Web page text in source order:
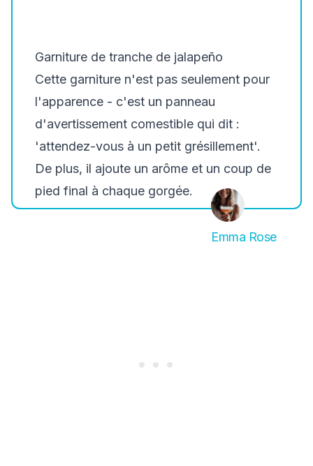
Garniture de tranche de jalapeño
Cette garniture n'est pas seulement pour
l'apparence - c'est un panneau
d'avertissement comestible qui dit :
'attendez-vous à un petit grésillement'.
De plus, il ajoute un arôme et un coup de
pied final à chaque gorgée.
Emma Rose